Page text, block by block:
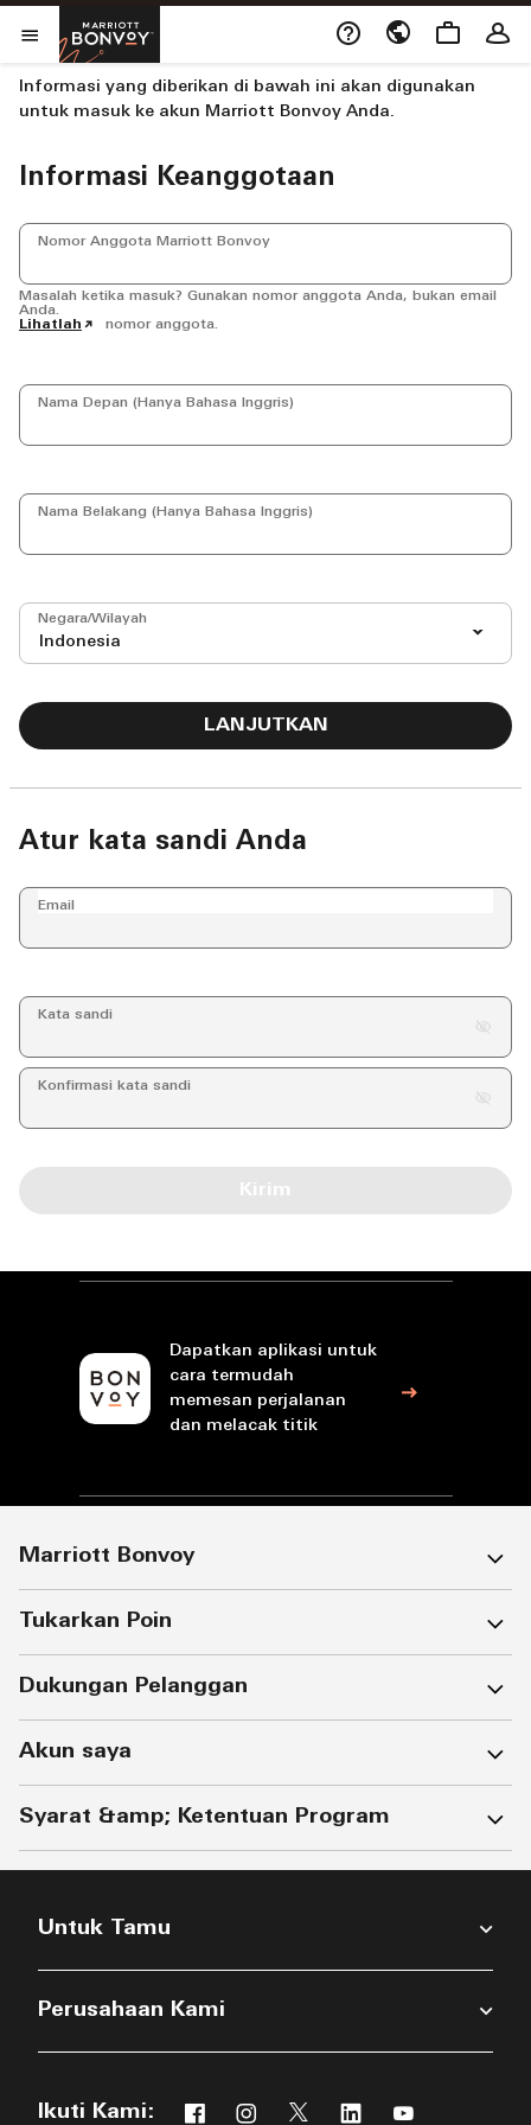
Skip to Content
Buka Menu
Marriott BonvoyMembuka jendela
Aktifkan akun online
Informasi yang diberikan di bawah ini akan digunakan
untuk masuk ke akun Marriott Bonvoy Anda.
Informasi Keanggotaan
Nomor Anggota Marriott Bonvoy
Masalah ketika masuk? Gunakan nomor anggota Anda, bukan email
Anda.
Lihatlah
nomor anggota.
Nama Depan (Hanya Bahasa Inggris)
Nama Belakang (Hanya Bahasa Inggris)
Negara/Wilayah
Indonesia
LANJUTKAN
Atur kata sandi Anda
Email
Kata sandi
Konfirmasi kata sandi
Kirim
Dapatkan aplikasi untuk
cara termudah
memesan perjalanan
dan melacak titik
Marriott Bonvoy
Tukarkan Poin
Dukungan Pelanggan
Akun saya
Syarat &amp; Ketentuan Program
Untuk Tamu
Perusahaan Kami
Ikuti Kami:
FacebookInstagram
TwitterLinkedin